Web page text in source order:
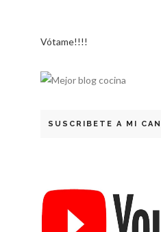
Vótame!!!!
SUSCRIBETE A MI